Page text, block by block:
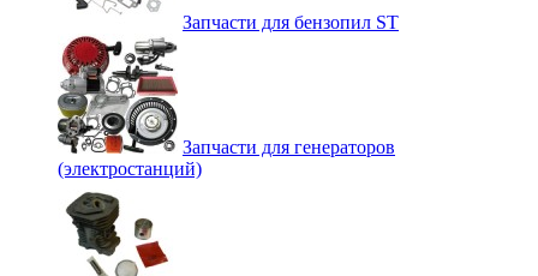
Запчасти для бензопил ST
Запчасти для генераторов
(электростанций)